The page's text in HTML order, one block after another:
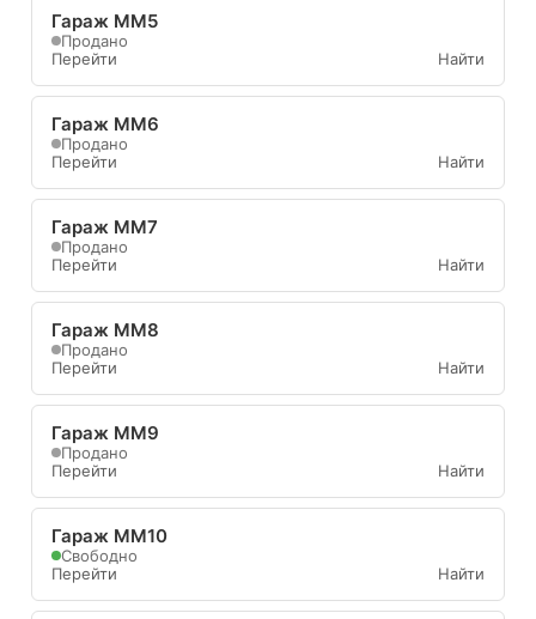
Гараж ММ5
Продано
Перейти
Найти
Гараж ММ6
Продано
Перейти
Найти
Гараж ММ7
Продано
Перейти
Найти
Гараж ММ8
Продано
Перейти
Найти
Гараж ММ9
Продано
Перейти
Найти
Гараж ММ10
Свободно
Перейти
Найти